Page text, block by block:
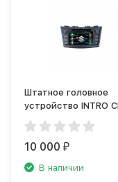
Штатное головное
устройство INTRO
0711SW
10 000₽
В наличии